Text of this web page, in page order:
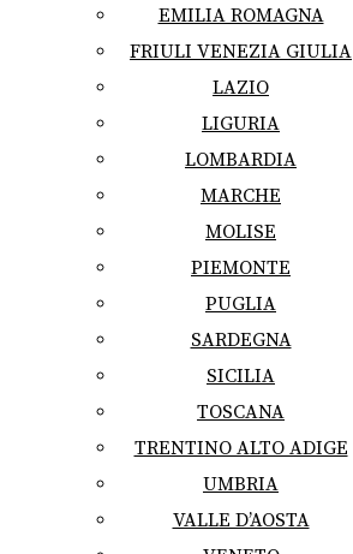
EMILIA ROMAGNA
FRIULI VENEZIA GIULIA
LAZIO
LIGURIA
LOMBARDIA
MARCHE
MOLISE
PIEMONTE
PUGLIA
SARDEGNA
SICILIA
TOSCANA
TRENTINO ALTO ADIGE
UMBRIA
VALLE D’AOSTA